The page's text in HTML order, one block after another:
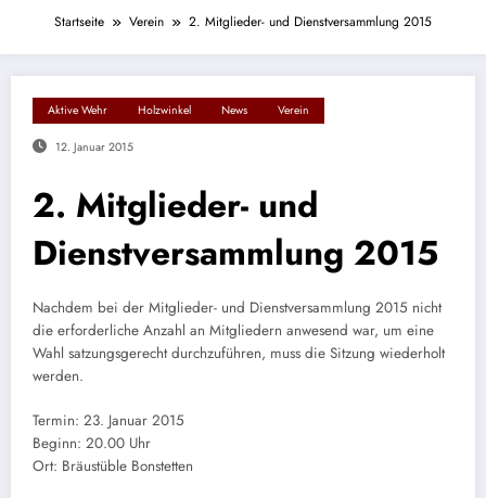
Startseite Verein 2. Mitglieder- und Dienstversammlung 2015
Aktive Wehr Holzwinkel News Verein
12. Januar 2015
2. Mitglieder- und
Dienstversammlung 2015
Nachdem bei der Mitglieder- und Dienstversammlung 2015 nicht
die erforderliche Anzahl an Mitgliedern anwesend war, um eine
Wahl satzungsgerecht durchzuführen, muss die Sitzung wiederholt
werden.
Termin: 23. Januar 2015
Beginn: 20.00 Uhr
Ort: Bräustüble Bonstetten